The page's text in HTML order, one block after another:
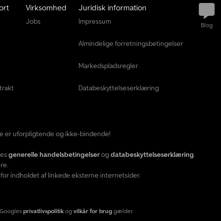
Virksomhed
Jobs
Juridisk information
Impressum
Almindelige forretningsbetingelser
Markedspladsregler
Databeskyttelseserklæring
Blog
er uforpligtende og ikke-bindende!
generelle handelsbetingelserogdatabeskyttelseserklæring.
indholdet af linkede eksterne internetsider.
privatlivspolitik og vilkår for brug gælder.